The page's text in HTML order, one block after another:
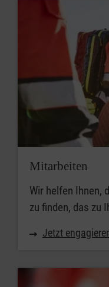
Mitarbeiten
Wir helfen Ihnen,
zu finden, das zu
Jetzt